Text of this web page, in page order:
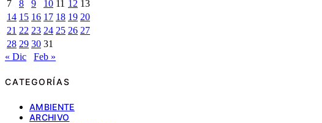
7
8 9 10 11 12 13
14 15 16 17 18 19 20
21 22 23 24 25 26 27
28 29 30 31
« Dic
Feb »
CATEGORÍAS
AMBIENTE
ARCHIVO